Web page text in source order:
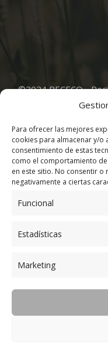
Para ofrecer las mejores
cookies para almacenar y/o
consentimiento de estas
como el comportamiento
en este sitio. No consentir
negativamente a ciertas
Funcional
Estadísticas
Marketing
©2024 RECECO -
|
Cafe